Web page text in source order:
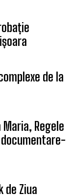
de la
Regele
documentare-
de Ziua